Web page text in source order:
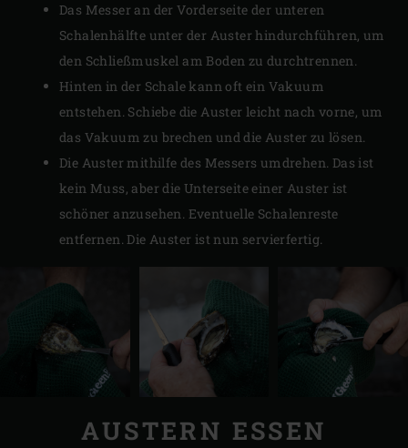
Das Messer an der Vorderseite der unteren
Schalenhälfte unter der Auster hindurchführen, um
den Schließmuskel am Boden zu durchtrennen.
Hinten in der Schale kann oft ein Vakuum
entstehen. Schiebe die Auster leicht nach vorne, um
das Vakuum zu brechen und die Auster zu lösen.
Die Auster mithilfe des Messers umdrehen. Das ist
kein Muss, aber die Unterseite einer Auster ist
schöner anzusehen. Eventuelle Schalenreste
entfernen. Die Auster ist nun servierfertig.
AUSTERN ESSEN